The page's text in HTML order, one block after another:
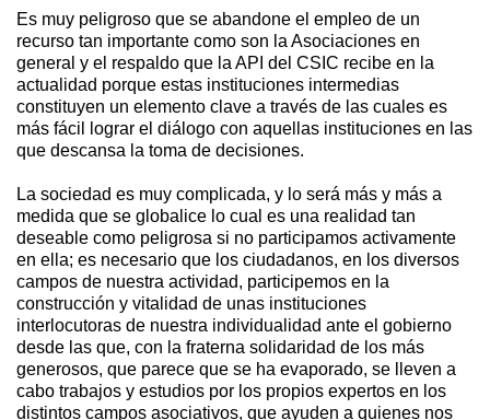
Es muy peligroso que se abandone el empleo de un
recurso tan importante como son la Asociaciones en
general y el respaldo que la API del CSIC recibe en la
actualidad porque estas instituciones intermedias
constituyen un elemento clave a través de las cuales es
más fácil lograr el diálogo con aquellas instituciones en las
que descansa la toma de decisiones.
La sociedad es muy complicada, y lo será más y más a
medida que se globalice lo cual es una realidad tan
deseable como peligrosa si no participamos activamente
en ella; es necesario que los ciudadanos, en los diversos
campos de nuestra actividad, participemos en la
construcción y vitalidad de unas instituciones
interlocutoras de nuestra individualidad ante el gobierno
desde las que, con la fraterna solidaridad de los más
generosos, que parece que se ha evaporado, se lleven a
cabo trabajos y estudios por los propios expertos en los
distintos campos asociativos, que ayuden a quienes nos